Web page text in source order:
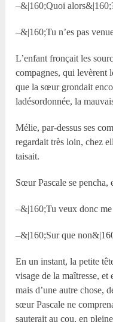
–&|160;Quoi
–&|160;Tu n’es pas
L’enfant fronçait les
compagnes, qui levèrent
que la sœur grondait
ladésordonnée, la
Mélie, par-dessus ses
regardait très loin, chez
taisait.
Sœur Pascale se pencha,
–&|160;Tu veux donc
–&|160;Sur que
En un instant, la petite
visage de la maîtresse, et
mais d’une autre chose,
sœur Pascale ne
sauterait au cou, en